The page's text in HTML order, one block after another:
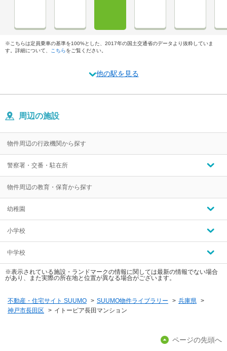
※こちらは定員乗車の基準を100%とした、2017年の国土交通省のデータより抜粋していま
す。詳細について、
こちらをご覧ください。
他の駅を見る
周辺の施設
物件周辺の行政機関から探す
警察署・交番・駐在所
物件周辺の教育・保育から探す
幼稚園
小学校
中学校
※表示されている施設・ランドマークの情報に関しては最新の情報でない場合
があり、また実際の所在地と位置が異なる場合がございます。
不動産・住宅サイト SUUMO > SUUMO物件ライブラリー > 兵庫県 >
神戸市長田区
> イトーピア長田マンション
ページの先頭へ